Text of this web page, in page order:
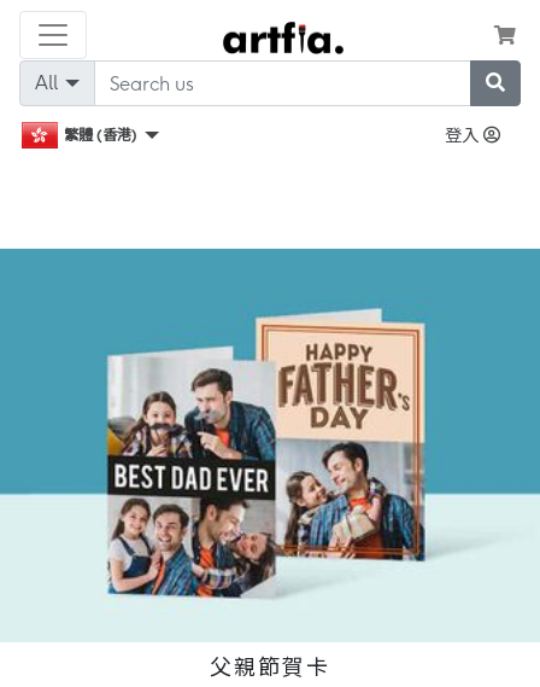
All
繁體 (香港) 登入
父親節賀卡